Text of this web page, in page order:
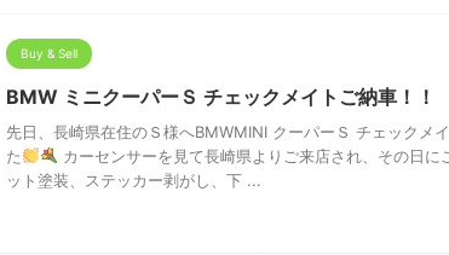
Buy & Sell
BMW ミニクーパーＳ チェックメイトご納車！！
先日、長崎県在住のＳ様へBMWMINI クーパーＳ チェックメ
た
カーセンサーを見て長崎県よりご来店され、その日に
ット塗装、ステッカー剥がし、下 ...